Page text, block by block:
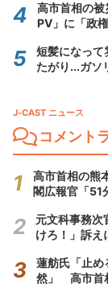
高市首相の
PV」に「政
短髪になって
たがり...ガソ
J-CAST ニュース
コメント
高市首相の熊
閣広報官「51
元文科事務次
けろ！」訴え
蓮舫氏「止め
然」 高市首